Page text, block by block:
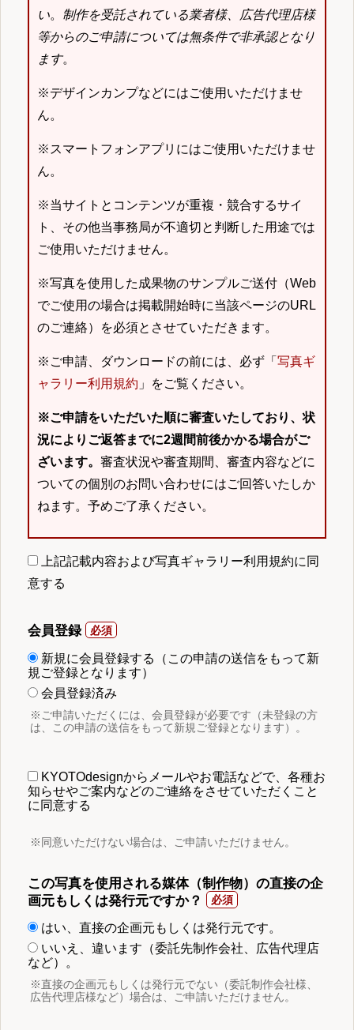
い。 制作を受託されている業者様、広告代理店様
等からのご申請については無条件で非承認となり
ます。
※デザインカンプなどにはご使用いただけませ
ん。
※スマートフォンアプリにはご使用いただけませ
ん。
※当サイトとコンテンツが重複・競合するサイ
ト、その他当事務局が不適切と判断した用途では
ご使用いただけません。
※写真を使用した成果物のサンプルご送付（Web
でご使用の場合は掲載開始時に当該ページのURL
のご連絡）を必須とさせていただきます。
※ご申請、ダウンロードの前には、必ず「 写真ギ
ャラリー利用規約 」をご覧ください。
※ご申請をいただいた順に審査いたしており、状
況によりご返答までに2週間前後かかる場合がご
ざいます。 審査状況や審査期間、審査内容などに
ついての個別のお問い合わせにはご回答いたしか
ねます。予めご了承ください。
上記記載内容および写真ギャラリー利用規約に同
意する
会員登録
新規に会員登録する（この申請の送信をもって新
規ご登録となります）
会員登録済み
※ご申請いただくには、会員登録が必要です（未登録の方
は、この申請の送信をもって新規ご登録となります）。
KYOTOdesignからメールやお電話などで、各種お
知らせやご案内などのご連絡をさせていただくこと
に同意する
※同意いただけない場合は、ご申請いただけません。
この写真を使用される媒体（制作物）の直接の企
画元もしくは発行元ですか？
はい、直接の企画元もしくは発行元です。
いいえ、違います（委託先制作会社、広告代理店
など）。
※直接の企画元もしくは発行元でない（委託制作会社様、
広告代理店様など）場合は、ご申請いただけません。